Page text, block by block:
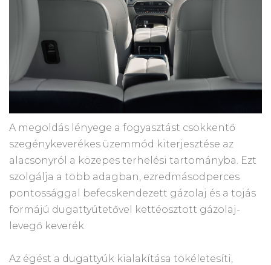
A megoldás lényege a fogyasztást csökkentő
szegénykeverékes üzemmód kiterjesztése az
alacsonyról a közepes terhelési tartományba. Ezt
szolgálja a több adagban, ezredmásodperces
pontossággal befecskendezett gázolaj és a tojás
formájú dugattyútetővel kettéosztott gázolaj-
levegő keverék.
Az égést a dugattyúk kialakítása tökéletesíti,